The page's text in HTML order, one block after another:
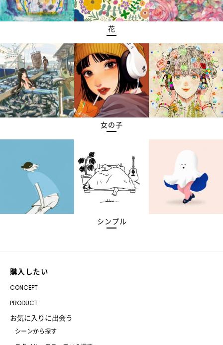
花
女の子
シンプル
購入したい
CONCEPT
PRODUCT
お気に入りに出会う
シーンから探す